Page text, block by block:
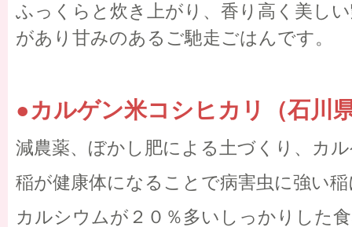
ふっくらと炊き上がり、香り高く美し
があり甘みのあるご馳走ごはんです。
●カルゲン米コシヒカリ（石川
減農薬、ぼかし肥による土づくり、カ
稲が健康体になることで病害虫に強い
カルシウムが２０％多いしっかりした